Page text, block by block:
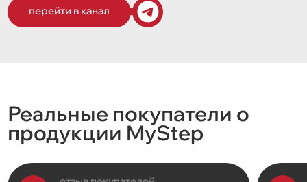
перейти в канал
Реальные покупатели о
продукции MyStep